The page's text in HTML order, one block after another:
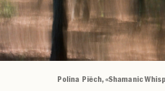
Polina Piëch, «Shamanic